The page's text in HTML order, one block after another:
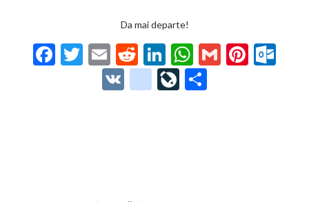
Da mai departe!
F T
w
itt
E
m
ai
R
e
d
Li
n
ke
W
h
at
G Pi
V
g
Li